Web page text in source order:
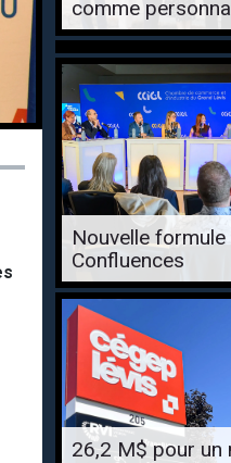
comme
historiques
Nouvelle
Confluences
26,2 M$ pour un